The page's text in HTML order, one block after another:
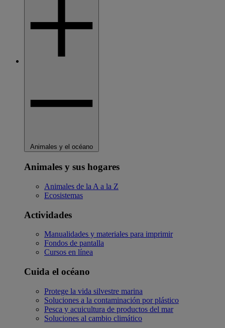
Animales y el océano
Animales y sus hogares
Animales de la A a la Z
Ecosistemas
Actividades
Manualidades y materiales para imprimir
Fondos de pantalla
Cursos en línea
Cuida el océano
Protege la vida silvestre marina
Soluciones a la contaminación por plástico
Pesca y acuicultura de productos del mar
Soluciones al cambio climático